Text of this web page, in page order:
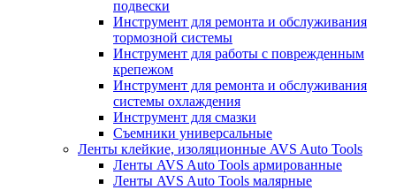
подвески
Инструмент для ремонта и обслуживания
тормозной системы
Инструмент для работы с поврежденным
крепежом
Инструмент для ремонта и обслуживания
системы охлаждения
Инструмент для смазки
Съемники универсальные
Ленты клейкие, изоляционные AVS Auto Tools
Ленты AVS Auto Tools армированные
Ленты AVS Auto Tools малярные